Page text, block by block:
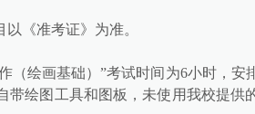
《准考证》为准。
（绘画基础）”考试时间为6小时，安
带绘图工具和图板，未使用我校提供